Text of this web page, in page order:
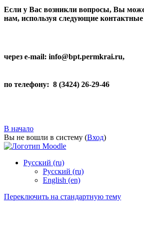
Если у Вас возникли вопросы, Вы
нам, используя следующие
через e-mail: info@bpt.permkrai.ru,
по телефону: 8 (3424) 26-29-46
В начало
Вы не вошли в систему (Вход)
Русский ‎(ru)‎
Русский ‎(ru)‎
English ‎(en)‎
Переключить на стандартную тему